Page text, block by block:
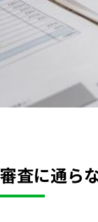
審査に通ら